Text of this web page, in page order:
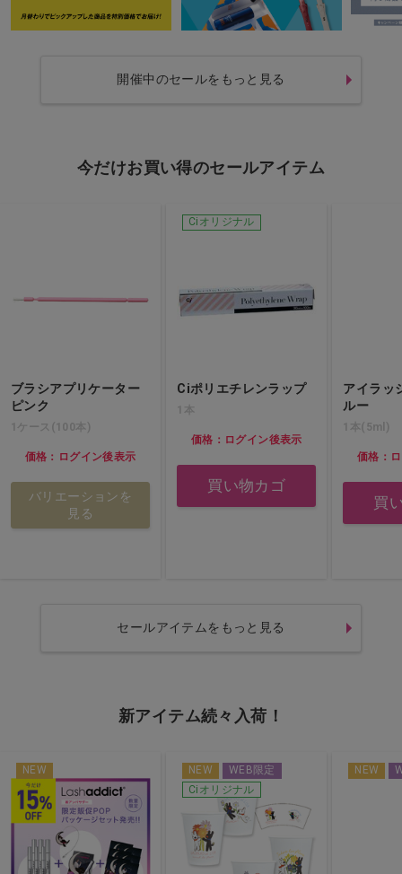
開催中のセールをもっと見る
今だけお買い得のセールアイテム
ブラシアプリケーター
ピンク
1ケース(100本)
価格：ログイン後表示
バリエーションを
見る
Ciオリジナル
Ciポリエチレンラップ
1本
価格：ログイン後表示
買い物カゴ
アイラッ
ルー
1本(5ml)
価格：
買
セールアイテムをもっと見る
新アイテム続々入荷！
NEW NEW
WEB限定
Ciオリジナル
NEW